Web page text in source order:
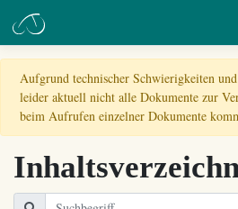
Aufgrund technischer Schwierigkeiten und
leider aktuell nicht alle Dokumente zur
beim Aufrufen einzelner Dokumente